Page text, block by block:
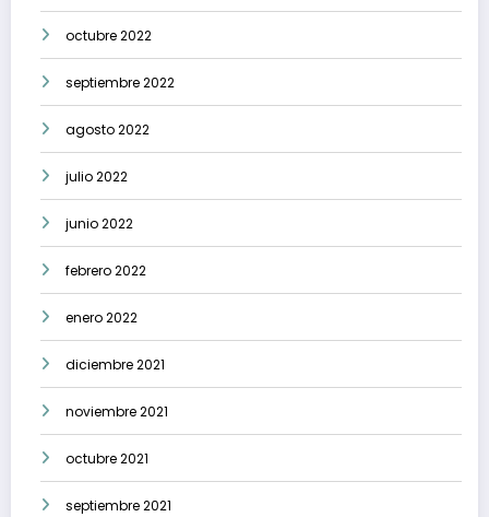
octubre 2022
septiembre 2022
agosto 2022
julio 2022
junio 2022
febrero 2022
enero 2022
diciembre 2021
noviembre 2021
octubre 2021
septiembre 2021